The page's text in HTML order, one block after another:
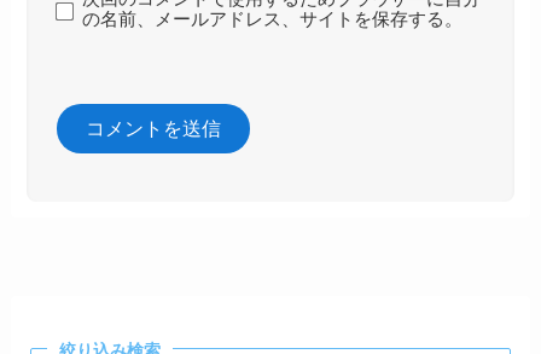
の名前、メールアドレス、サイトを保存する。